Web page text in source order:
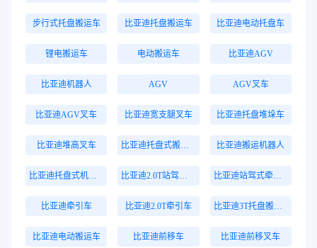
步行式托盘搬运车 比亚迪托盘搬运车 比亚迪电动托盘车
锂电搬运车 电动搬运车 比亚迪AGV
比亚迪机器人 AGV AGV叉车
比亚迪AGV叉车 比亚迪宽支腿叉车 比亚迪托盘堆垛车
比亚迪堆高叉车 比亚迪托盘式搬运机器人 比亚迪搬运机器人
比亚迪托盘式机器人 比亚迪2.0T站驾式牵引车 比亚迪站驾式牵引车
比亚迪牵引车 比亚迪2.0T牵引车 比亚迪3T托盘搬运车
比亚迪电动搬运车 比亚迪前移车 比亚迪前移叉车